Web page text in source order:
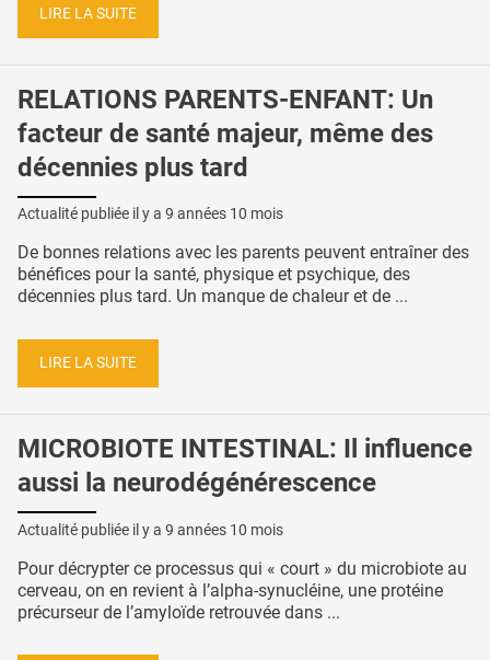
LIRE LA SUITE
RELATIONS PARENTS-ENFANT: Un
facteur de santé majeur, même des
décennies plus tard
Actualité publiée il y a 9 années 10 mois
De bonnes relations avec les parents peuvent entraîner des
bénéfices pour la santé, physique et psychique, des
décennies plus tard. Un manque de chaleur et de ...
LIRE LA SUITE
MICROBIOTE INTESTINAL: Il influence
aussi la neurodégénérescence
Actualité publiée il y a 9 années 10 mois
Pour décrypter ce processus qui « court » du microbiote au
cerveau, on en revient à l’alpha-synucléine, une protéine
précurseur de l’amyloïde retrouvée dans ...